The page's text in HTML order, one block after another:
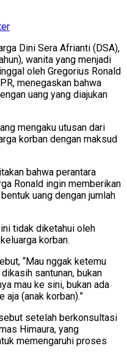
Dini Sera Afrianti (DSA),
wanita yang menjadi
oleh Gregorius Ronald
menegaskan bahwa
uang yang diajukan
mengaku utusan dari
korban dengan maksud
bahwa perantara
Ronald ingin memberikan
uang dengan jumlah
tidak diketahui oleh
korban.
“Mau nggak ketemu
santunan, bukan
mau ke sini, bukan ada
(anak korban).”
setelah berkonsultasi
Himaura, yang
memengaruhi proses